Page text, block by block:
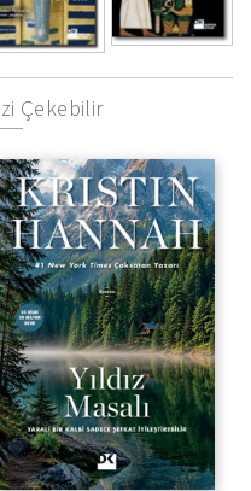
Çekebilir